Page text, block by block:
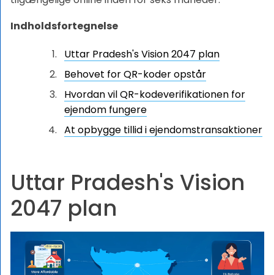
Indholdsfortegnelse
Uttar Pradesh's Vision 2047 plan
Behovet for QR-koder opstår
Hvordan vil QR-kodeverifikationen for
ejendom fungere
At opbygge tillid i ejendomstransaktioner
Uttar Pradesh's Vision
2047 plan